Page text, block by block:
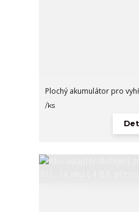
Plochý akumulátor pro
/ks